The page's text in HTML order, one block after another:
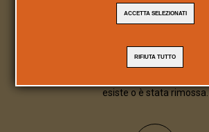
esiste o è stata rimossa.
ACCETTA SELEZIONATI
RIFIUTA TUTTO